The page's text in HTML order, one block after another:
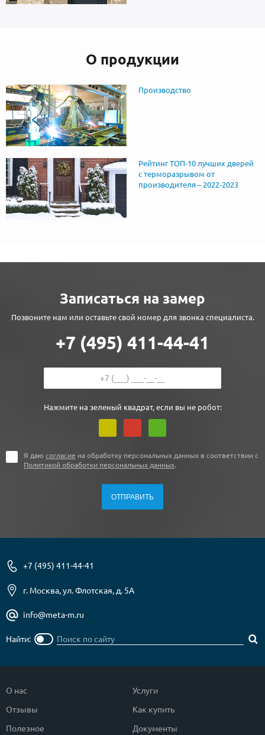
О продукции
Производство
Рейтинг ТОП-10 лучших дверей
с терморазрывом от
производителя – 2022-2023
Записаться на замер
Позвоните нам или оставьте свой номер для звонка специалиста.
+7 (495) 411-44-41
Нажмите на зеленый квадрат, если вы не робот:
Я даю согласие на обработку персональных данных в соответствии с
Политикой обработки персональных данных.
+7 (495) 411-44-41
г. Москва, ул. Флотская, д. 5А
info@meta-m.ru
Найти:
О нас
Отзывы
Полезное
Услуги
Как купить
Документы